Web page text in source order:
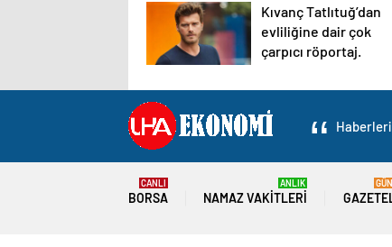
ayrılmaz bir
parçasıdır!
Kıvanç Tatlıtuğ’dan
evliliğine dair çok
çarpıcı röportaj.
BORSA
CANLI
NAMAZ VAKITLERI
ANLIK